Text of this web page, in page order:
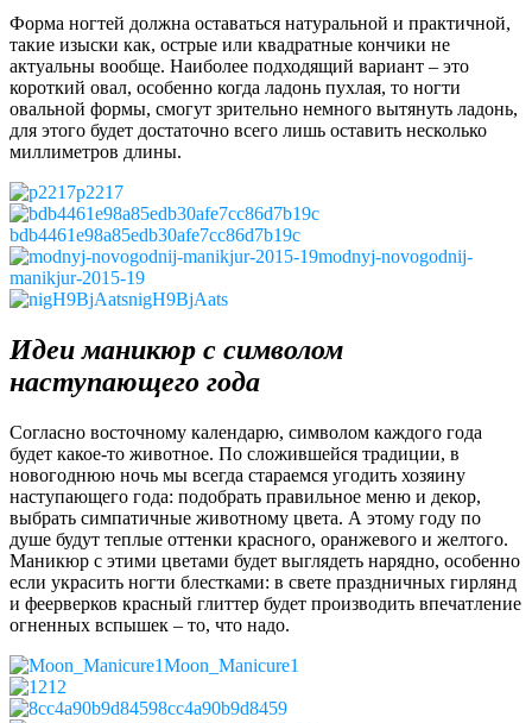
Форма ногтей должна оставаться натуральной и практичной,
такие изыски как, острые или квадратные кончики не
актуальны вообще. Наиболее подходящий вариант – это
короткий овал, особенно когда ладонь пухлая, то ногти
овальной формы, смогут зрительно немного вытянуть ладонь,
для этого будет достаточно всего лишь оставить несколько
миллиметров длины.
p2217
bdb4461e98a85edb30afe7cc86d7b19c
modnyj-novogodnij-
manikjur-2015-19
nigH9BjAats
Идеи маникюр с символом
наступающего года
Согласно восточному календарю, символом каждого года
будет какое-то животное. По сложившейся традиции, в
новогоднюю ночь мы всегда стараемся угодить хозяину
наступающего года: подобрать правильное меню и декор,
выбрать симпатичные животному цвета. А этому году по
душе будут теплые оттенки красного, оранжевого и желтого.
Маникюр с этими цветами будет выглядеть нарядно, особенно
если украсить ногти блестками: в свете праздничных гирлянд
и феерверков красный глиттер будет производить впечатление
огненных вспышек – то, что надо.
Moon_Manicure1
12
8cc4a90b9d8459